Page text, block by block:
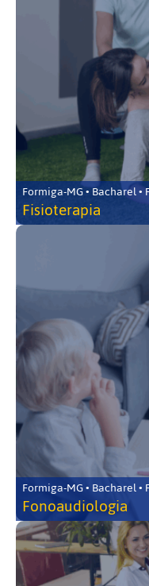
Formiga-MG • Bacharel
Fisioterapia
Formiga-MG • Bacharel
Fonoaudiologia